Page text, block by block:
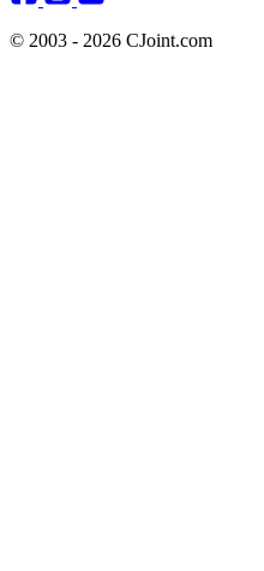
© 2003 - 2026 CJoint.com